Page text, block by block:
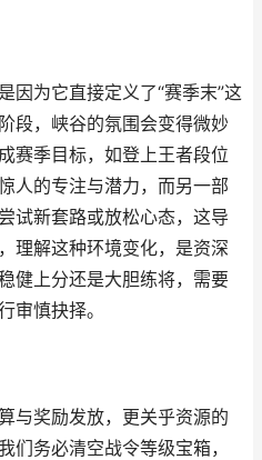
因为它直接定义了“赛季末”这
段，峡谷的氛围会变得微妙
赛季目标，如登上王者段位
人的专注与潜力，而另一部
试新套路或放松心态，这导
理解这种环境变化，是资深
健上分还是大胆练将，需要
审慎抉择。
与奖励发放，更关乎资源的
们务必清空战令等级宝箱，